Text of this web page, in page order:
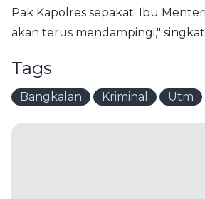
Pak Kapolres sepakat. Ibu
akan terus mendampingi," singkat
Tags
Bangkalan Kriminal Utm